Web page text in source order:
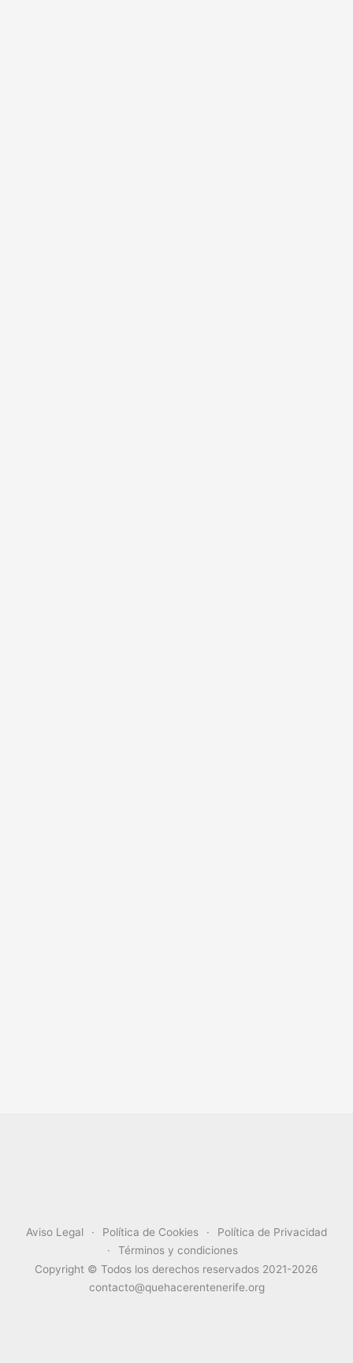
Aviso Legal Política de Cookies
Política de Privacidad
Términos y condiciones
Copyright © Todos los derechos reservados 2021-2026
contacto@quehacerentenerife.org